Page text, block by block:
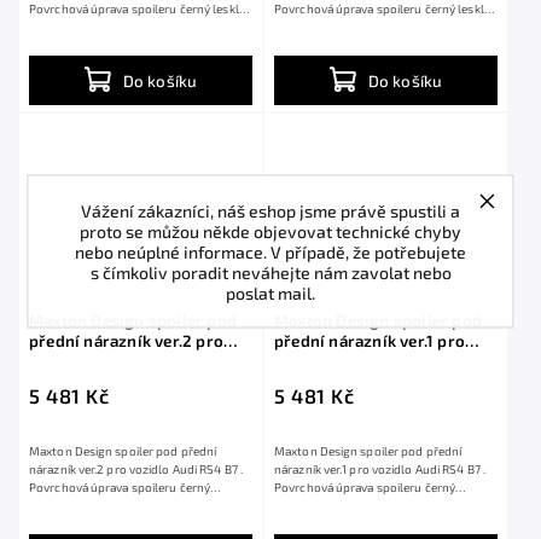
Vážení zákazníci, náš eshop jsme právě spustili a
proto se můžou někde objevovat technické chyby
nebo neúplné informace. V případě, že potřebujete
s čímkoliv poradit neváhejte nám zavolat nebo
poslat mail.
Do košíku
Povrchová úprava spoileru černý lesklý
Do košíku
Povrchová úprava spoileru černý lesklý
přední nárazník ver.2 pro
5 481 Kč
Maxton Design spoiler pod přední
nárazník ver.2 pro vozidlo Audi RS4 B7 .
Povrchová úprava spoileru černý
přední nárazník ver.1 pro
5 481 Kč
Maxton Design spoiler pod přední
nárazník ver.1 pro vozidlo Audi RS4 B7 .
Povrchová úprava spoileru černý